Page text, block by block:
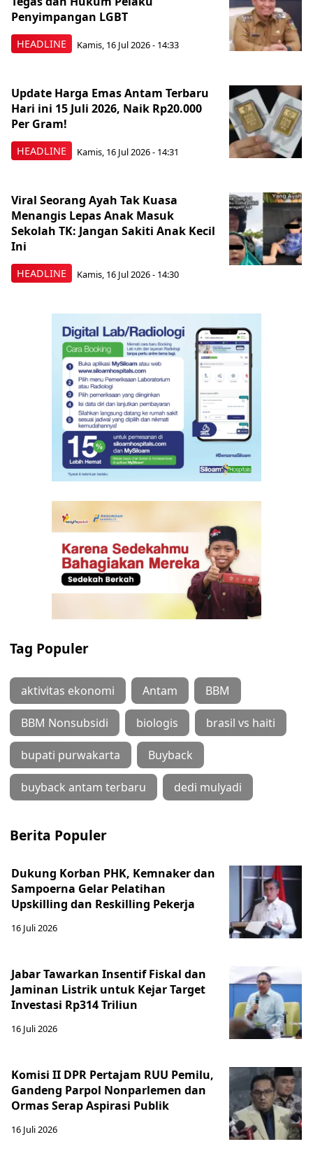
HEADLINE
Penyimpangan LGBT
Kamis, 16 Jul 2026 - 14:33
HEADLINE
Update Harga Emas Antam Terbaru
Hari ini 15 Juli 2026, Naik Rp20.000
Per Gram!
Kamis, 16 Jul 2026 - 14:31
HEADLINE
Viral Seorang Ayah Tak Kuasa
Menangis Lepas Anak Masuk
Sekolah TK: Jangan Sakiti Anak Kecil
Ini
Kamis, 16 Jul 2026 - 14:30
Tag Populer
aktivitas ekonomi Antam BBM
BBM Nonsubsidi biologis brasil vs haiti
bupati purwakarta Buyback
buyback antam terbaru dedi mulyadi
Berita Populer
Dukung Korban PHK, Kemnaker dan
Sampoerna Gelar Pelatihan
Upskilling dan Reskilling Pekerja
16 Juli 2026
Jabar Tawarkan Insentif Fiskal dan
Jaminan Listrik untuk Kejar Target
Investasi Rp314 Triliun
16 Juli 2026
Komisi II DPR Pertajam RUU Pemilu,
Gandeng Parpol Nonparlemen dan
Ormas Serap Aspirasi Publik
16 Juli 2026